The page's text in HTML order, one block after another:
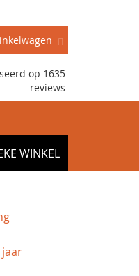
op 1635
reviews
WINKEL
jaar